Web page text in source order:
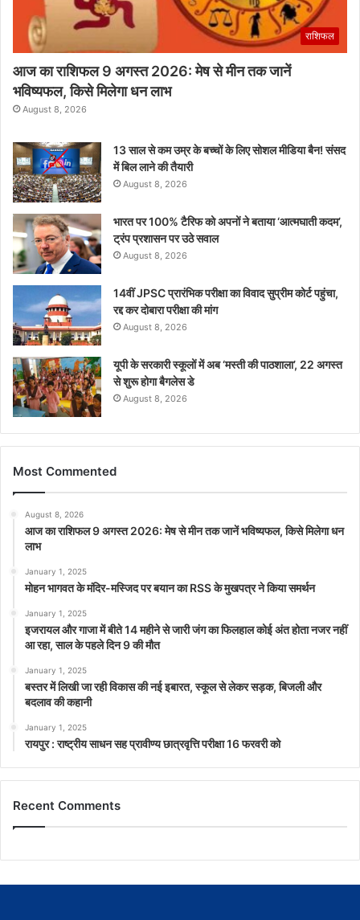
राशिफल
आज का राशिफल 9 अगस्त 2026: मेष से मीन तक जानें
भविष्यफल, किसे मिलेगा धन लाभ
August 8, 2026
13 साल से कम उम्र के बच्चों के लिए सोशल मीडिया बैन! संसद
में बिल लाने की तैयारी
August 8, 2026
भारत पर 100% टैरिफ को अपनों ने बताया ‘आत्मघाती कदम’,
ट्रंप प्रशासन पर उठे सवाल
August 8, 2026
14वीं JPSC प्रारंभिक परीक्षा का विवाद सुप्रीम कोर्ट पहुंचा,
रद्द कर दोबारा परीक्षा की मांग
August 8, 2026
यूपी के सरकारी स्कूलों में अब ‘मस्ती की पाठशाला’, 22 अगस्त
से शुरू होगा बैगलेस डे
August 8, 2026
Most Commented
August 8, 2026
आज का राशिफल 9 अगस्त 2026: मेष से मीन तक जानें भविष्यफल, किसे मिलेगा धन
लाभ
January 1, 2025
मोहन भागवत के मंदिर-मस्जिद पर बयान का RSS के मुखपत्र ने किया समर्थन
January 1, 2025
इजरायल और गाजा में बीते 14 महीने से जारी जंग का फिलहाल कोई अंत होता नजर नहीं
आ रहा, साल के पहले दिन 9 की मौत
January 1, 2025
बस्तर में लिखी जा रही विकास की नई इबारत, स्कूल से लेकर सड़क, बिजली और
बदलाव की कहानी
January 1, 2025
रायपुर : राष्ट्रीय साधन सह प्रावीण्य छात्रवृत्ति परीक्षा 16 फरवरी को
Recent Comments